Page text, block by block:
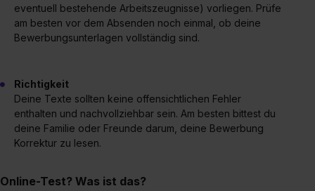
eventuell bestehende Arbeitszeugnisse) vorliegen. Prüfe
am besten vor dem Absenden noch einmal, ob deine
Bewerbungsunterlagen vollständig sind.
Richtigkeit
Deine Texte sollten keine offensichtlichen Fehler
enthalten und nachvollziehbar sein. Am besten bittest du
deine Familie oder Freunde darum, deine Bewerbung
Korrektur zu lesen.
Online-Test? Was ist das?